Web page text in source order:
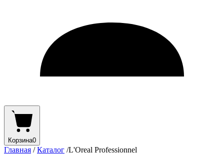
Корзина0
Главная / Каталог /L'Oreal Professionnel